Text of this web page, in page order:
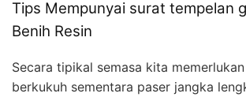
Tips Mempunyai surat tempelan
Benih Resin
Secara tipikal semasa kita
berkukuh sementara paser jangka